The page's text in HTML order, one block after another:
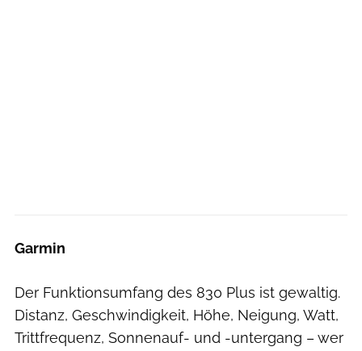
Garmin
Der Funktionsumfang des 830 Plus ist gewaltig.
Distanz, Geschwindigkeit, Höhe, Neigung, Watt,
Trittfrequenz, Sonnenauf- und -untergang – wer